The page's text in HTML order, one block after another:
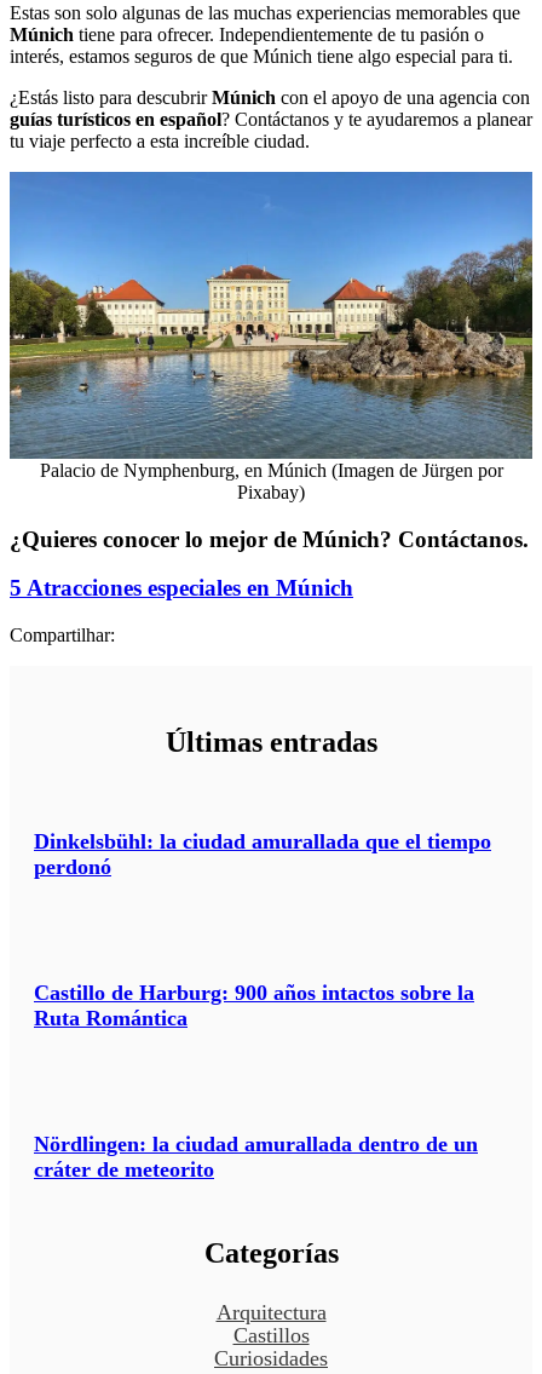
Estas son solo algunas de las muchas experiencias memorables que
Múnich tiene para ofrecer. Independientemente de tu pasión o
interés, estamos seguros de que Múnich tiene algo especial para ti.
¿Estás listo para descubrirMúnich con el apoyo de una agencia con
guías turísticos en español? Contáctanos y te ayudaremos a planear
tu viaje perfecto a esta increíble ciudad.
Palacio de Nymphenburg, en Múnich (Imagen de Jürgen por
Pixabay)
¿Quieres conocer lo mejor de Múnich? Contáctanos.
5 Atracciones especiales en Múnich
Compartilhar:
Últimas entradas
Dinkelsbühl: la ciudad amurallada que el tiempo
perdonó
Castillo de Harburg: 900 años intactos sobre la
Ruta Romántica
Nördlingen: la ciudad amurallada dentro de un
cráter de meteorito
Categorías
Arquitectura
Castillos
Curiosidades